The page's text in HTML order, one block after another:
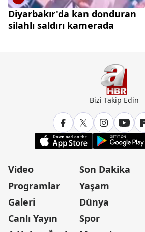
Diyarbakır'da kan donduran
silahlı saldırı kamerada
Bizi Takip Edin
Video
Programlar
Galeri
Canlı Yayın
Son Dakika
Yaşam
Dünya
Spor